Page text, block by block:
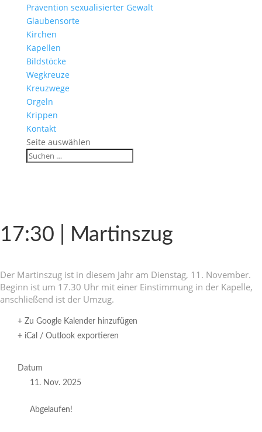
Präven­tion sexua­li­sierter Gewalt
Glau­ben­s­orte
Kirchen
Kapellen
Bild­stöcke
Wegkreuze
Kreuz­wege
Orgeln
Krippen
Kontakt
Seite auswählen
17:30 | Martinszug
Der Martinszug ist in diesem Jahr am Dienstag, 11. November.
Beginn ist um 17.30 Uhr mit einer Einstim­mung in der Kapelle,
anschlie­ßend ist der Umzug.
+ Zu Google Kalender hinzufügen
+ iCal / Outlook exportieren
Datum
11. Nov. 2025
Abgelaufen!